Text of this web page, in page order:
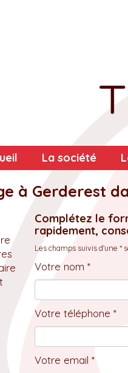
La société
à Gerderest
Complétez le
rapidement,
Les champs suivis d'une *
Votre nom *
Votre téléphone *
Votre email *